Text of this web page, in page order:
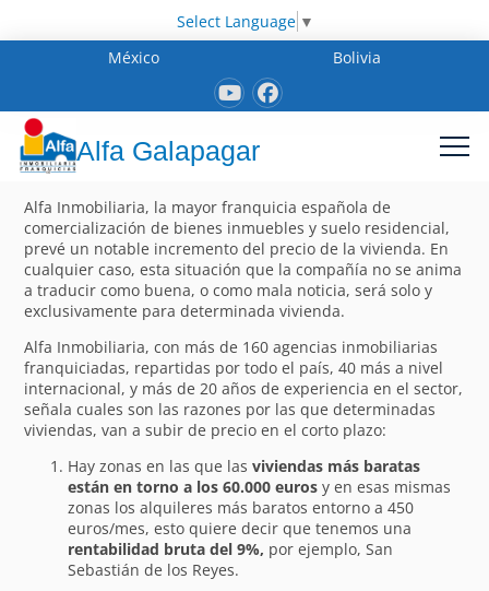
Select Language ▼
México
Bolivia
Alfa Galapagar
Alfa Inmobiliaria, la mayor franquicia española de
comercialización de bienes inmuebles y suelo residencial,
prevé un notable incremento del precio de la vivienda. En
cualquier caso, esta situación que la compañía no se anima
a traducir como buena, o como mala noticia, será solo y
exclusivamente para determinada vivienda.
Alfa Inmobiliaria, con más de 160 agencias inmobiliarias
franquiciadas, repartidas por todo el país, 40 más a nivel
internacional, y más de 20 años de experiencia en el sector,
señala cuales son las razones por las que determinadas
viviendas, van a subir de precio en el corto plazo:
Hay zonas en las que lasviviendas más baratas
están en torno a los 60.000 euros y en esas mismas
zonas los alquileres más baratos entorno a 450
euros/mes, esto quiere decir que tenemos una
rentabilidad bruta del 9%, por ejemplo, San
Sebastián de los Reyes.